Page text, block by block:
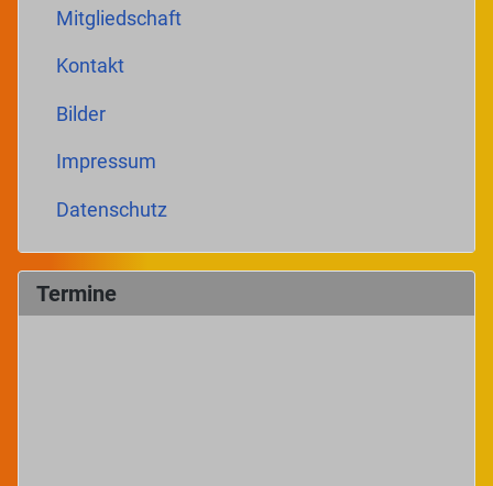
Mitgliedschaft
Kontakt
Bilder
Impressum
Datenschutz
Termine